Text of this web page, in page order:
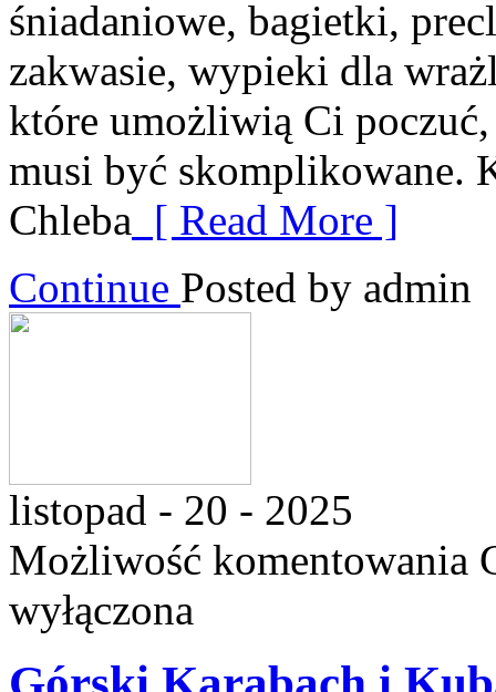
śniadaniowe, bagietki,
zakwasie, wypieki dla
które umożliwią Ci
musi być skomplikowane.
Chleba [ Read More ]
Continue Posted by admin
listopad - 20 - 2025
Możliwość komentowania
wyłączona